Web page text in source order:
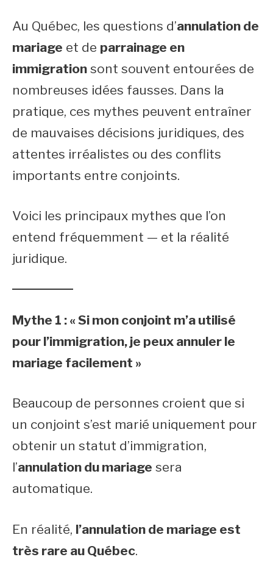
Au Québec, les questions d’annulation de
mariage et de parrainage en
immigration sont souvent entourées de
nombreuses idées fausses. Dans la
pratique, ces mythes peuvent entraîner
de mauvaises décisions juridiques, des
attentes irréalistes ou des conflits
importants entre conjoints.
Voici les principaux mythes que l’on
entend fréquemment — et la réalité
juridique.
Mythe 1 : « Si mon conjoint m’a utilisé
pour l’immigration, je peux annuler le
mariage facilement »
Beaucoup de personnes croient que si
un conjoint s’est marié uniquement pour
obtenir un statut d’immigration,
l’annulation du mariage sera
automatique.
En réalité, l’annulation de mariage est
très rare au Québec.